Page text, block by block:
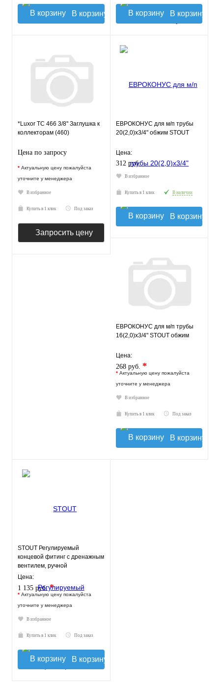
В корзину В корзину
*Luxor TC 466 3/8'' Заглушка к
коллекторам (460)
Цена по запросу
* Актуальную цену пожалуйста
уточните у менеджера
В избранное
Купить в 1 клик Под заказ
Запросить цену
ЕВРОКОНУС для м/п трубы
20(2,0)x3/4" обжим STOUT
Цена:
312 руб.
В избранное
Купить в 1 клик В наличии
В корзину
ЕВРОКОНУС для м/п трубы
16(2,0)x3/4" STOUT обжим
Цена:
268 руб. *
* Актуальную цену пожалуйста
уточните у менеджера
В избранное
Купить в 1 клик Под заказ
В корзину
STOUT Регулируемый
концевой фитинг с дренажным
вентилем, ручной
воздухоотводчик 1"
Цена:
1 135 руб.*
* Актуальную цену пожалуйста
уточните у менеджера
В избранное
Купить в 1 клик Под заказ
В корзину